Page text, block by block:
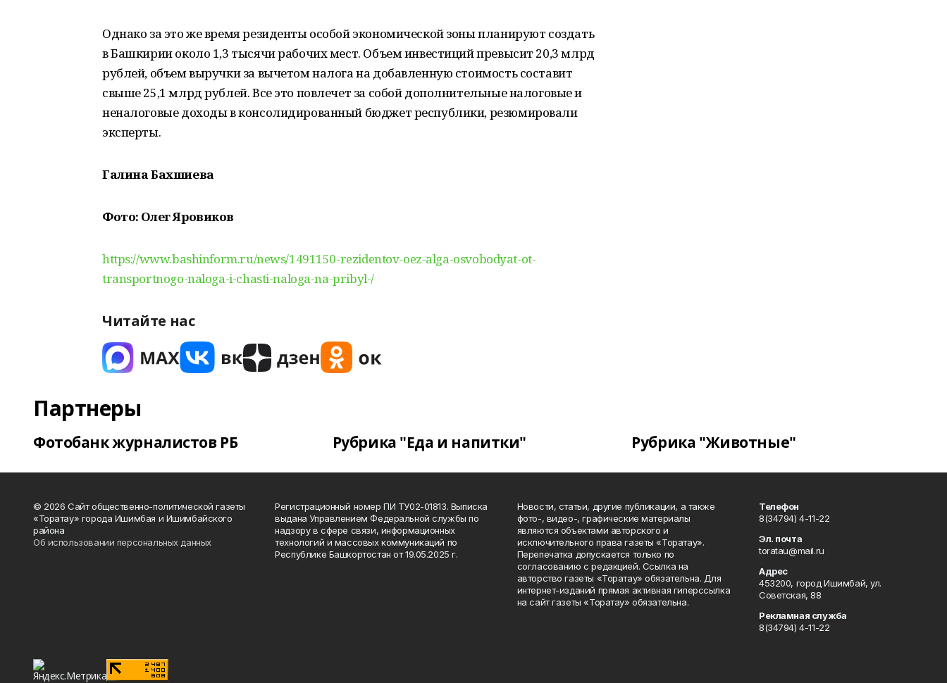
Однако за это же время резиденты особой экономической зоны планируют создать
в Башкирии около 1,3 тысячи рабочих мест. Объем инвестиций превысит 20,3 млрд
рублей, объем выручки за вычетом налога на добавленную стоимость составит
свыше 25,1 млрд рублей. Все это повлечет за собой дополнительные налоговые и
неналоговые доходы в консолидированный бюджет республики, резюмировали
эксперты.
Галина Бахшиева
Фото: Олег Яровиков
https://www.bashinform.ru/news/1491150-rezidentov-oez-alga-osvobodyat-ot-
transportnogo-naloga-i-chasti-naloga-na-pribyl-/
Читайте нас
Партнеры
Фотобанк журналистов РБ Рубрика "Еда и напитки" Рубрика "Животные"
© 2026 Сайт общественно-политической газеты
«Торатау» города Ишимбая и Ишимбайского
района
Об использовании персональных данных
Регистрационный номер ПИ ТУ02-01813. Выписка
выдана Управлением Федеральной службы по
надзору в сфере связи, информационных
технологий и массовых коммуникаций по
Республике Башкортостан от 19.05.2025 г.
Новости, статьи, другие публикации, а также
фото-, видео-, графические материалы
являются объектами авторского и
исключительного права газеты «Торатау».
Перепечатка допускается только по
согласованию с редакцией. Ссылка на
авторство газеты «Торатау» обязательна. Для
интернет-изданий прямая активная гиперссылка
на сайт газеты «Торатау» обязательна.
Телефон
8(34794) 4-11-22
Эл. почта
toratau@mail.ru
Адрес
453200, город Ишимбай, ул.
Советская, 88
Рекламная служба
8(34794) 4-11-22